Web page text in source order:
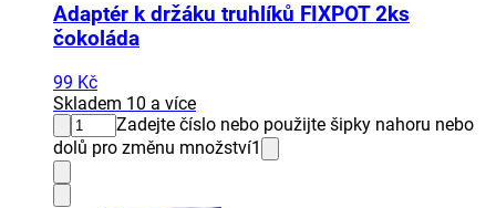
Adaptér k držáku truhlíků FIXPOT 2ks
čokoláda
99 Kč
Skladem 10 a více
Zadejte číslo nebo použijte šipky nahoru nebo
dolů pro změnu množství1